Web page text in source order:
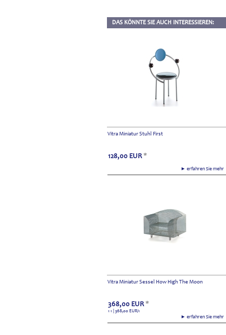
DAS KÖNNTE SIE AUCH INTERESSIEREN:
Vitra Miniatur Stuhl First
► erfahren Sie
128,00 EUR *
Vitra Miniatur Sessel How High The Moon
► erfahren Sie
368,00 EUR *
1 1 | 368,00 EUR/1